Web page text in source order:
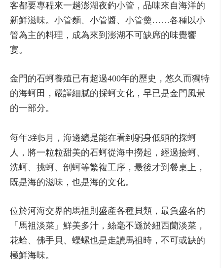
客都要專程來一趟澎湖夜釣小管，品味來自海洋的
新鮮滋味。小管麵、小管醬、小管羹……各種以小
管為主的料理，成為來到澎湖不可缺席的味覺饗
宴。
金門的石蚵養殖已有超過400年的歷史，悠久而獨特
的海蚵田，嚴謹細膩的採蚵文化，早已是金門風景
的一部分。
每年3到5月，海邊總是能在看到躬身低頭的採蚵
人，將一粒粒甜美的石蚵從海中撈起，經過撿蚵、
洗蚵、挑蚵、剖蚵等繁複工序，最後才到餐桌上，
既是海的滋味，也是海的文化。
位於河海交界的馬祖則盛產各種貝類，最負盛名的
「馬祖淡菜」鮮美多汁，絲毫不遜於紐西蘭淡菜，
花蛤、佛手貝、蠑螺也是走讀馬祖時，不可或缺的
極鮮海味。